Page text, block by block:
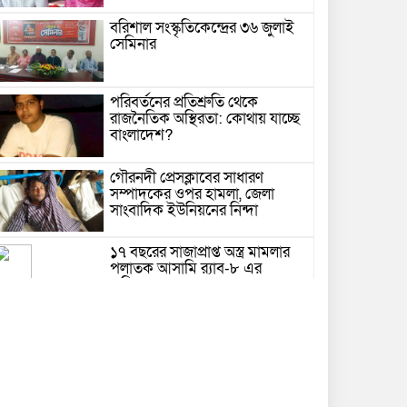
বরিশাল সংস্কৃতিকেন্দ্রের ৩৬ জুলাই
সেমিনার
পরিবর্তনের প্রতিশ্রুতি থেকে
রাজনৈতিক অস্থিরতা: কোথায় যাচ্ছে
বাংলাদেশ?
গৌরনদী প্রেসক্লাবের সাধারণ
সম্পাদকের ওপর হামলা, জেলা
সাংবাদিক ইউনিয়নের নিন্দা
১৭ বছরের সাজাপ্রাপ্ত অস্ত্র মামলার
পলাতক আসামি র‍্যাব-৮ এর
অভিযানে গ্রেফতার